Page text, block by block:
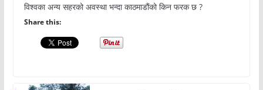
विश्वका अन्य सहरको अवस्था भन्दा काठमाडौंको किन फरक छ ?
Share this: